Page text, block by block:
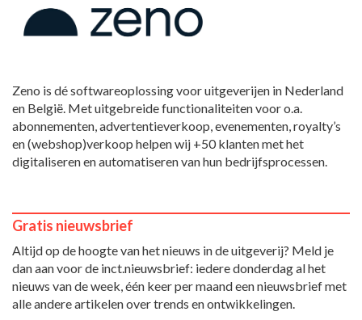
Zeno is dé softwareoplossing voor uitgeverijen in Nederland
en België. Met uitgebreide functionaliteiten voor o.a.
abonnementen, advertentieverkoop, evenementen, royalty’s
en (webshop)verkoop helpen wij +50 klanten met het
digitaliseren en automatiseren van hun bedrijfsprocessen.
Gratis nieuwsbrief
Altijd op de hoogte van het nieuws in de uitgeverij? Meld je
dan aan voor de inct.nieuwsbrief: iedere donderdag al het
nieuws van de week, één keer per maand een nieuwsbrief met
alle andere artikelen over trends en ontwikkelingen.